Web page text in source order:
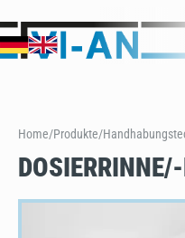
Home/Produkte/